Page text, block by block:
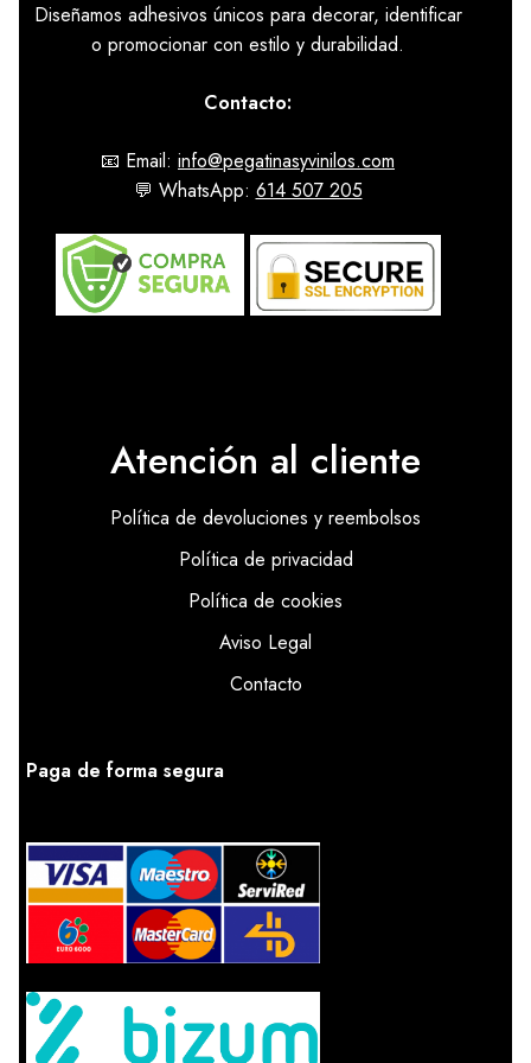
Diseñamos adhesivos únicos para decorar, identificar
o promocionar con estilo y durabilidad.
Contacto:
📧 Email: info@pegatinasyvinilos.com
💬 WhatsApp: 614 507 205
Atención al cliente
Política de devoluciones y reembolsos
Política de privacidad
Política de cookies
Aviso Legal
Contacto
Paga de forma segura